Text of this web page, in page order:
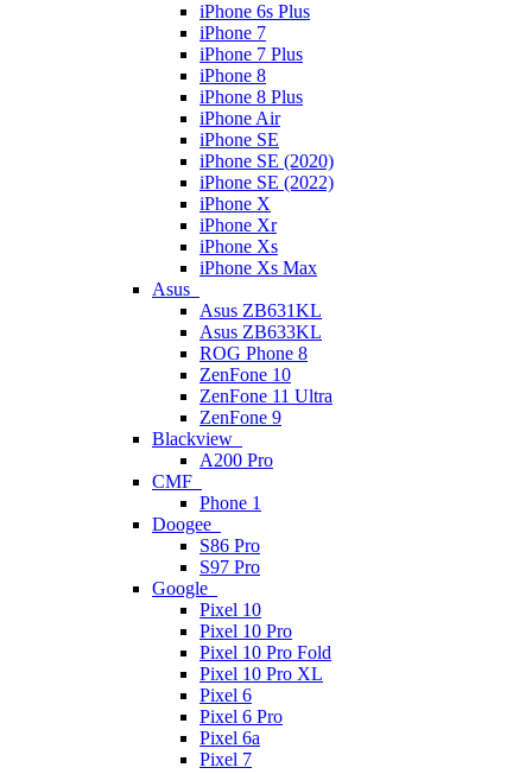
iPhone 6s Plus
iPhone 7
iPhone 7 Plus
iPhone 8
iPhone 8 Plus
iPhone Air
iPhone SE
iPhone SE (2020)
iPhone SE (2022)
iPhone X
iPhone Xr
iPhone Xs
iPhone Xs Max
Asus
Asus ZB631KL
Asus ZB633KL
ROG Phone 8
ZenFone 10
ZenFone 11 Ultra
ZenFone 9
Blackview
A200 Pro
CMF
Phone 1
Doogee
S86 Pro
S97 Pro
Google
Pixel 10
Pixel 10 Pro
Pixel 10 Pro Fold
Pixel 10 Pro XL
Pixel 6
Pixel 6 Pro
Pixel 6a
Pixel 7